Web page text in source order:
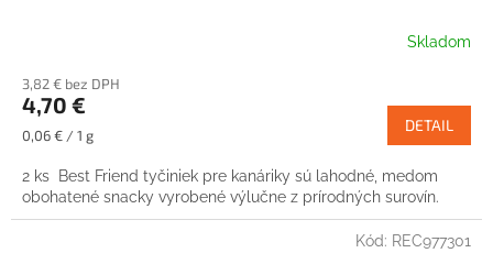
Skladom
3,82 € bez DPH
4,70 €
Jednotková
0,06 € / 1 g
DETAIL
2 ks Best Friend tyčiniek pre kanáriky sú lahodné, medom
obohatené snacky vyrobené výlučne z prírodných surovín.
Kód: REC977301